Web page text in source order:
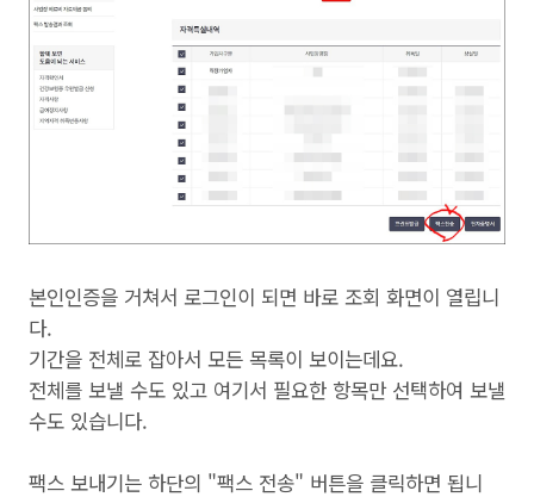
본인인증을 거쳐서 로그인이 되면 바로 조회 화면이 열립니
다.
기간을 전체로 잡아서 모든 목록이 보이는데요.
전체를 보낼 수도 있고 여기서 필요한 항목만 선택하여 보낼
수도 있습니다.
팩스 보내기는 하단의 "팩스 전송" 버튼을 클릭하면 됩니